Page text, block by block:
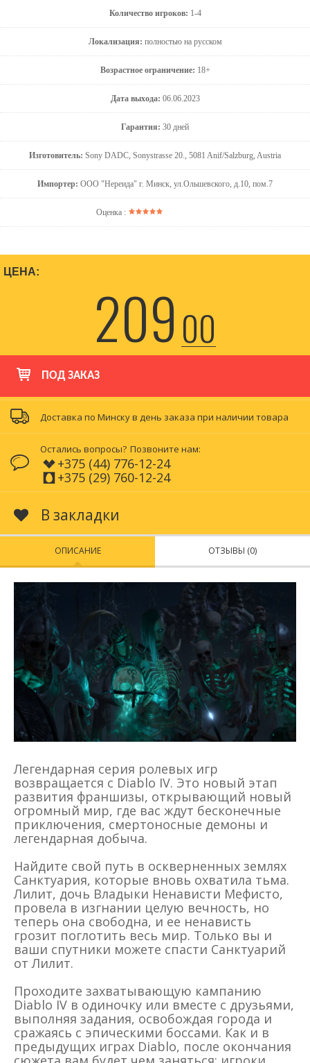
Количество игроков: 1-4
Локализация: полностью на русском
Возрастное ограничение: 18+
Дата выхода: 06.06.2023
Гарантия: 30 дней
Изготовитель: Sony DADC, Sonystrasse 20., 5081 Anif/Salzburg, Austria
Импортер: ООО "Нереида" г. Минск, ул.Ольшевского, д.10, пом.7
Оценка :
ЦЕНА:
20900
ПОД ЗАКАЗ
Доставка по Минску в день заказа при наличии товара
Остались вопросы? Позвоните нам:
+375 (44) 776-12-24
+375 (29) 760-12-24
В закладки
ОПИСАНИЕ ОТЗЫВЫ (0)
Легендарная серия ролевых игр
возвращается с Diablo IV. Это новый этап
развития франшизы, открывающий новый
огромный мир, где вас ждут бесконечные
приключения, смертоносные демоны и
легендарная добыча.
Найдите свой путь в оскверненных землях
Санктуария, которые вновь охватила тьма.
Лилит, дочь Владыки Ненависти Мефисто,
провела в изгнании целую вечность, но
теперь она свободна, и ее ненависть
грозит поглотить весь мир. Только вы и
ваши спутники можете спасти Санктуарий
от Лилит.
Проходите захватывающую кампанию
Diablo IV в одиночку или вместе с друзьями,
выполняя задания, освобождая города и
сражаясь с эпическими боссами. Как и в
предыдущих играх Diablo, после окончания